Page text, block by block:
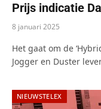
Prijs indicatie
8 januari 2025
Het gaat om de
Jogger en Duster
NIEUWSTELEX